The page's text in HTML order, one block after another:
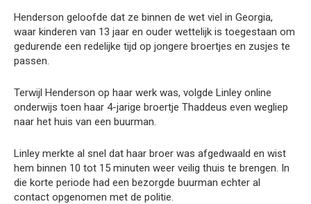
Henderson geloofde dat ze binnen de wet viel in Georgia,
waar kinderen van 13 jaar en ouder wettelijk is toegestaan om
gedurende een redelijke tijd op jongere broertjes en zusjes te
passen.
Terwijl Henderson op haar werk was, volgde Linley online
onderwijs toen haar 4-jarige broertje Thaddeus even wegliep
naar het huis van een buurman.
Linley merkte al snel dat haar broer was afgedwaald en wist
hem binnen 10 tot 15 minuten weer veilig thuis te brengen. In
die korte periode had een bezorgde buurman echter al
contact opgenomen met de politie.